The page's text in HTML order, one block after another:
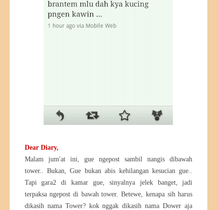
Dear Diary,
Malam jum'at ini, gue ngepost sambil nangis dibawah
tower.. Bukan, Gue bukan abis kehilangan kesucian gue..
Tapi gara2 di kamar gue, sinyalnya jelek banget, jadi
terpaksa ngepost di bawah tower. Betewe, kenapa sih harus
dikasih nama Tower? kok nggak dikasih nama Dower aja